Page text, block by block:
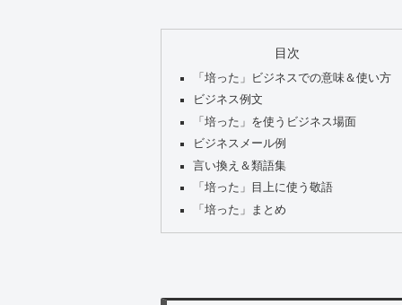
目次
「培った」ビジネスでの意味＆使い方
ビジネス例文
「培った」を使うビジネス場面
ビジネスメール例
言い換え＆類語集
「培った」目上に使う敬語
「培った」まとめ